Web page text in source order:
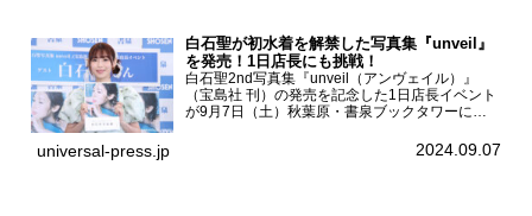
白石聖が初水着を解禁した写真集『unveil』
を発売！1日店長にも挑戦！
白石聖2nd写真集『unveil（アンヴェイル）』
（宝島社 刊）の発売を記念した1日店長イベント
が9月7日（土）秋葉原・書泉ブックタワーにて
を記念し1日店長イベントを開催した本写真集は
universal-press.jp 2024.09.07